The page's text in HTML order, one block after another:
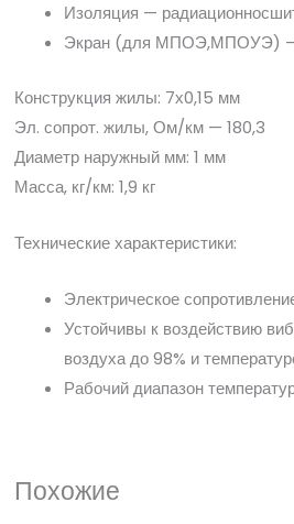
Изоляция —
Экран (для МПОЭ,МПОУЭ) —
Конструкция жилы: 7х0,15 мм
Эл. сопрот. жилы, Ом/км — 180,3
Диаметр наружный мм: 1 мм
Масса, кг/км: 1,9 кг
Технические характеристики:
Электрическое
Устойчивы к воздействию
воздуха до 98% и
Рабочий диапазон
Похожие